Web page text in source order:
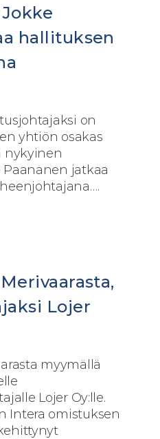
hallituksen
on
yhtiön osakas
nykyinen
jatkaa
Lojer
myymällä
Lojer Oy:lle.
Intera omistuksen